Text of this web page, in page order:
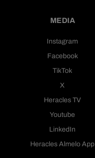
MEDIA
Instagram
Facebook
TikTok
X
Heracles TV
Youtube
LinkedIn
Heracles Almelo App